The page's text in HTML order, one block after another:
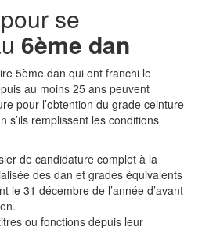
se
6ème dan
5ème dan qui ont franchi le
au moins 25 ans peuvent
pour l’obtention du grade ceinture
s’ils remplissent les conditions
de candidature complet à la
des dan et grades équivalents
le 31 décembre de l’année d’avant
ou fonctions depuis leur